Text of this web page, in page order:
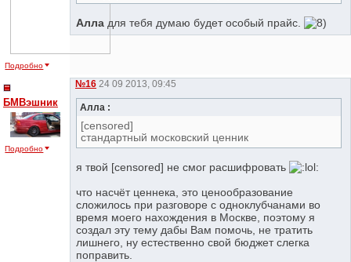
Подробно
Алла для тебя думаю будет особый прайс.
БМВэшник
Подробно
№16 24 09 2013, 09:45
Алла :
[censored]
стандартный московский ценник
я твой [censored] не смог расшифровать
что насчёт ценнека, это ценообразование
сложилось при разговоре с одноклубчанами во
время моего нахождения в Москве, поэтому я
создал эту тему дабы Вам помочь, не тратить
лишнего, ну естественно свой бюджет слегка
поправить.